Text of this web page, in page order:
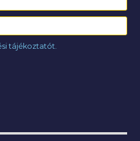
tájékoztatót.